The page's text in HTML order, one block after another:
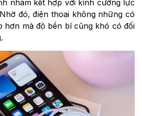
nhám kết hợp với kính cường lực
đó, điện thoại không những có
hơn mà độ bền bỉ cũng khó có đối